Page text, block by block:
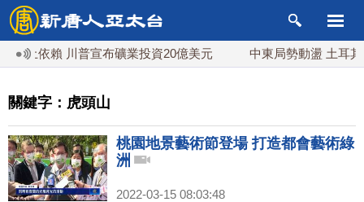
土依賴 川普宣布礦業投資20億美元 中東局勢動盪 土耳其
關鍵字：虎頭山
桃園地景藝術節登場 打造都會藝術綠
洲
2022-03-15 08:03:48